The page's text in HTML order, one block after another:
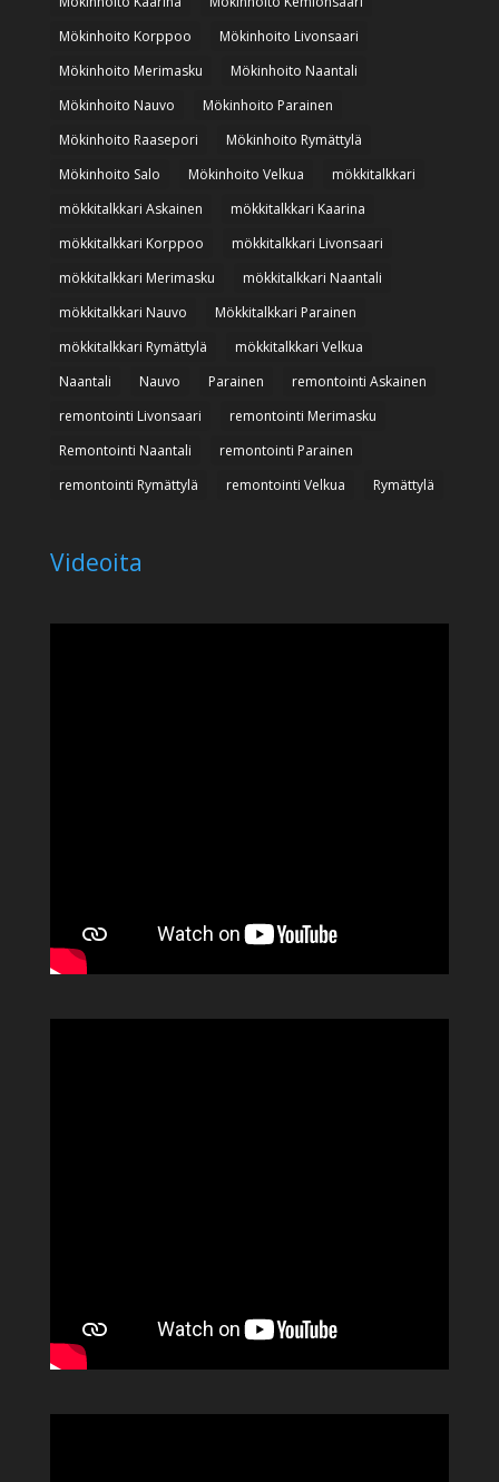
Mökinhoito Korppoo
Mökinhoito Livonsaari
Mökinhoito Merimasku
Mökinhoito Naantali
Mökinhoito Nauvo
Mökinhoito Parainen
Mökinhoito Raasepori
Mökinhoito Rymättylä
Mökinhoito Salo
Mökinhoito Velkua
mökkitalkkari
mökkitalkkari Askainen
mökkitalkkari Kaarina
mökkitalkkari Korppoo
mökkitalkkari Livonsaari
mökkitalkkari Merimasku
mökkitalkkari Naantali
mökkitalkkari Nauvo
Mökkitalkkari Parainen
mökkitalkkari Rymättylä
mökkitalkkari Velkua
Naantali
Nauvo Parainen
remontointi Askainen
remontointi Livonsaari
remontointi Merimasku
Remontointi Naantali
remontointi Parainen
remontointi Rymättylä
remontointi Velkua Rymättylä
Videoita